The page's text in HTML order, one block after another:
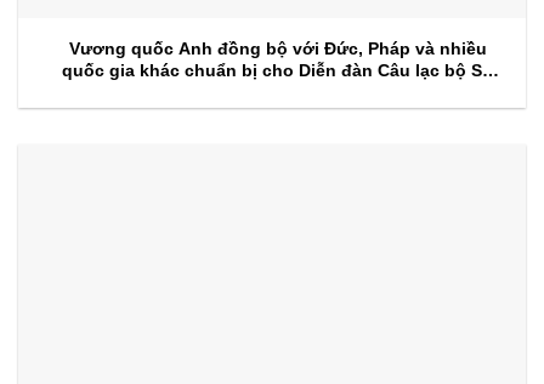
Vương quốc Anh đồng bộ với Đức, Pháp và nhiều
quốc gia khác chuẩn bị cho Diễn đàn Câu lạc bộ Sự